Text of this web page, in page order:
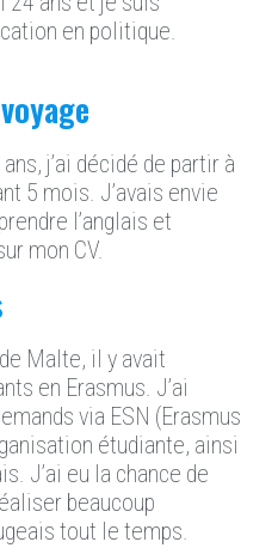
en politique.
j’ai décidé de partir à
5 mois. J’avais envie
l’anglais et
mon CV.
Malte, il y avait
en Erasmus. J’ai
via ESN (Erasmus
étudiante, ainsi
J’ai eu la chance de
beaucoup
tout le temps.